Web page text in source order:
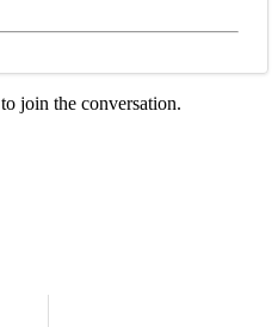
to join the conversation.